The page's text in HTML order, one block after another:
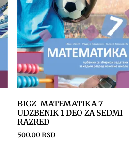
BIGZ MATEMATIKA 7
UDZBENIK 1 DEO ZA SEDMI
RAZRED
500.00RSD